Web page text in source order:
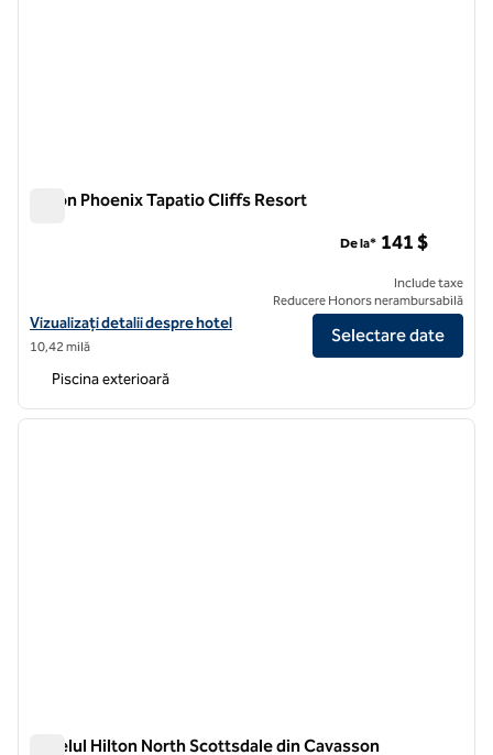
Hilton Phoenix Tapatio Cliffs Resort
Vizualizați detaliile hotelului Hilton Phoenix Tapatio Cliffs Resort
Vizualizați detalii despre hotel
10,42 milă
De la* 141 $
Include taxe
Reducere Honors nerambursabilă
Selectare date
Piscina exterioară
1 din 12
Hotelul Hilton North Scottsdale din Cavasson